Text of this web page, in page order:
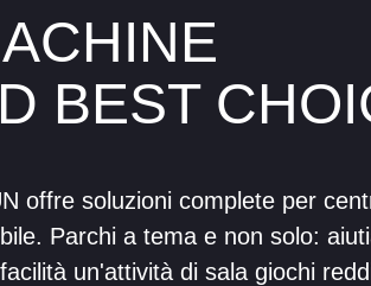
BEST
offre soluzioni complete per
Parchi a tema e non solo:
un'attività di sala giochi